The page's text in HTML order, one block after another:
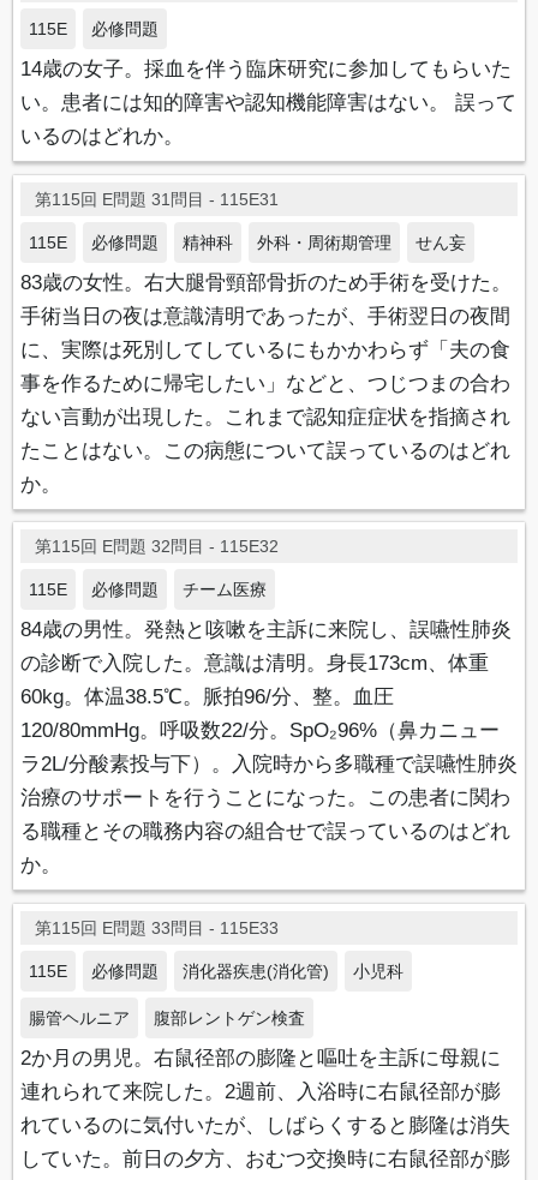
115E 必修問題
14歳の女子。採血を伴う臨床研究に参加してもらいた
い。患者には知的障害や認知機能障害はない。 誤って
いるのはどれか。
第115回 E問題 31問目 - 115E31
115E 必修問題 精神科 外科・周術期管理 せん妄
83歳の女性。右大腿骨頸部骨折のため手術を受けた。
手術当日の夜は意識清明であったが、手術翌日の夜間
に、実際は死別してしているにもかかわらず「夫の食
事を作るために帰宅したい」などと、つじつまの合わ
ない言動が出現した。これまで認知症症状を指摘され
たことはない。この病態について誤っているのはどれ
か。
第115回 E問題 32問目 - 115E32
115E 必修問題 チーム医療
84歳の男性。発熱と咳嗽を主訴に来院し、誤嚥性肺炎
の診断で入院した。意識は清明。身長173cm、体重
60kg。体温38.5℃。脈拍96/分、整。血圧
120/80mmHg。呼吸数22/分。SpO₂96%（鼻カニュー
ラ2L/分酸素投与下）。入院時から多職種で誤嚥性肺炎
治療のサポートを行うことになった。この患者に関わ
る職種とその職務内容の組合せで誤っているのはどれ
か。
第115回 E問題 33問目 - 115E33
115E 必修問題 消化器疾患(消化管) 小児科
腸管ヘルニア 腹部レントゲン検査
2か月の男児。右鼠径部の膨隆と嘔吐を主訴に母親に
連れられて来院した。2週前、入浴時に右鼠径部が膨
れているのに気付いたが、しばらくすると膨隆は消失
していた。前日の夕方、おむつ交換時に右鼠径部が膨